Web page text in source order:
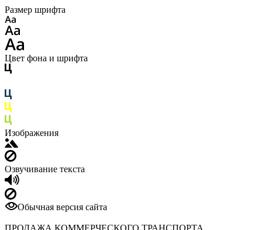
Размер шрифта
Цвет фона и шрифта
Изображения
Озвучивание текста
Обычная версия сайта
ПРОДАЖА КОММЕРЧЕСКОГО ТРАНСПОРТА